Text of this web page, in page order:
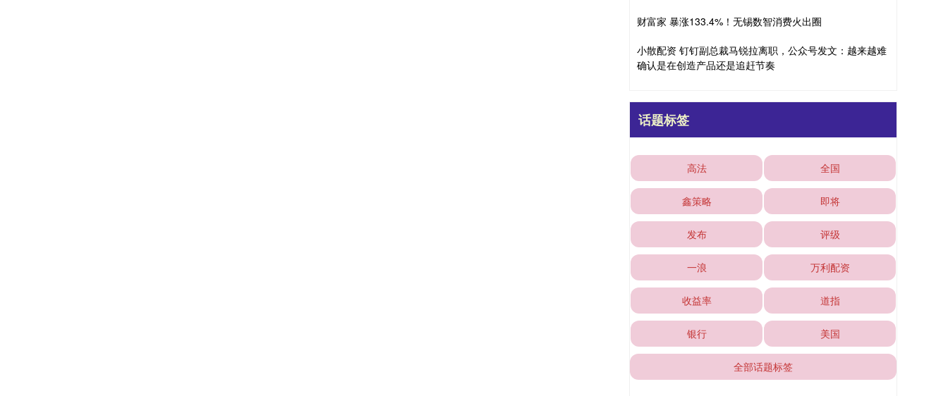
财富家 暴涨133.4%！无锡数智消费火出圈
小散配资 钉钉副总裁马锐拉离职，公众号发文：越来越难
确认是在创造产品还是追赶节奏
话题标签
高法 全国
鑫策略 即将
发布 评级
一浪 万利配资
收益率 道指
银行 美国
全部话题标签